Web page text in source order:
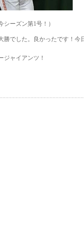
シーズン第1号！）
勝でした。良かったです！今
ジャイアンツ！